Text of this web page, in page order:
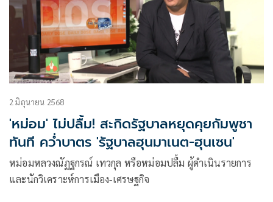
2 มิถุนายน 2568
'หม่อม' ไม่ปลื้ม! สะกิดรัฐบาลหยุดคุยกัมพูชา
ทันที คว่ำบาตร 'รัฐบาลฮุนมาเนต-ฮุนเซน'
หม่อมหลวงณัฏฐกรณ์ เทวกุล หรือหม่อมปลื้ม ผู้ดำเนินรายการ
และนักวิเคราะห์การเมือง-เศรษฐกิจ